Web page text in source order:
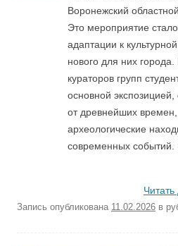
Воронежский
Это мероприятие
адаптации к
нового для них
кураторов групп
основной
от древнейших
археологические
современных событий.
Запись опубликована 11.02.2026 в